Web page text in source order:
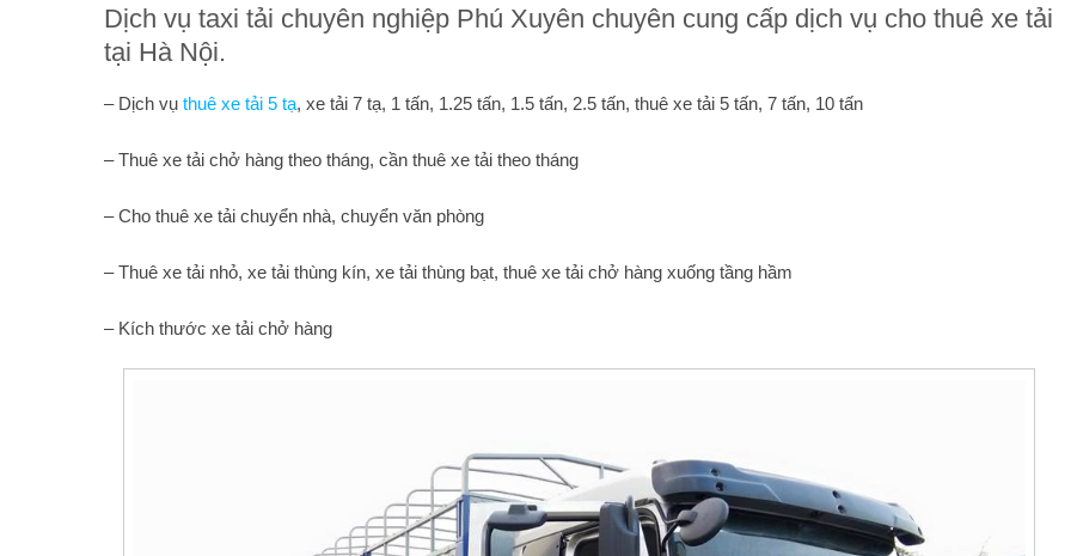
Dịch vụ taxi tải chuyên nghiệp Phú Xuyên chuyên cung cấp dịch vụ cho thuê xe tải
tại Hà Nội.
– Dịch vụ thuê xe tải 5 tạ, xe tải 7 tạ, 1 tấn, 1.25 tấn, 1.5 tấn, 2.5 tấn, thuê xe tải 5 tấn, 7 tấn, 10 tấn
– Thuê xe tải chở hàng theo tháng, cần thuê xe tải theo tháng
– Cho thuê xe tải chuyển nhà, chuyển văn phòng
– Thuê xe tải nhỏ, xe tải thùng kín, xe tải thùng bạt, thuê xe tải chở hàng xuống tầng hầm
– Kích thước xe tải chở hàng